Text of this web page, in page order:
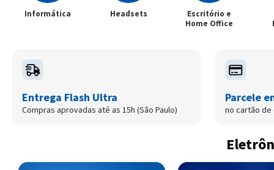
Headsets
Escritório e
Filtros e
Películas
Entrega Flash Ultra
Compras aprovadas até as 15h (São Paulo)
Parcele
no cartão